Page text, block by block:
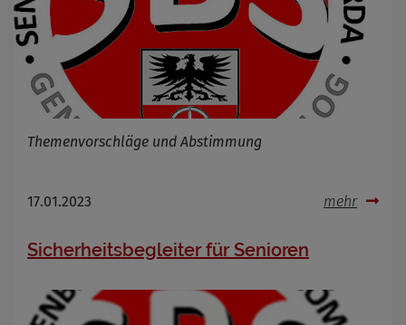
Themenvorschläge und Abstimmung
17.01.2023 mehr
Sicherheitsbegleiter für Senioren